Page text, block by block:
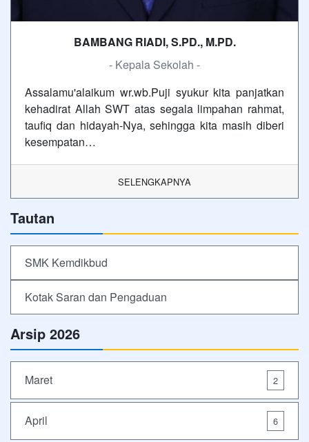
BAMBANG RIADI, S.PD., M.PD.
- Kepala Sekolah -
Assalamu'alaikum wr.wb.Puji syukur kita panjatkan
kehadirat Allah SWT atas segala limpahan rahmat,
taufiq dan hidayah-Nya, sehingga kita masih diberi
kesempatan…
SELENGKAPNYA
Tautan
SMK Kemdikbud
Kotak Saran dan Pengaduan
Arsip 2026
Maret 2
April 6